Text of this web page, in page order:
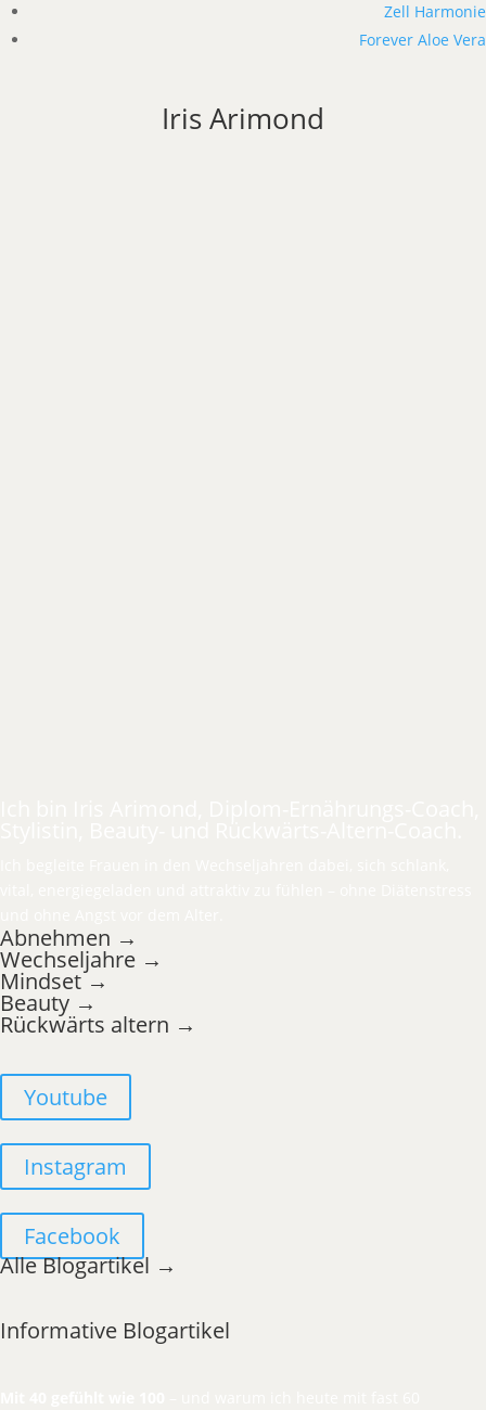
Zell Harmonie
Forever Aloe Vera
Iris Arimond
Abnehmen →
Wechseljahre →
Mindset →
Beauty →
Rückwärts altern →
Youtube
Instagram
Facebook
Alle Blogartikel →
Informative Blogartikel